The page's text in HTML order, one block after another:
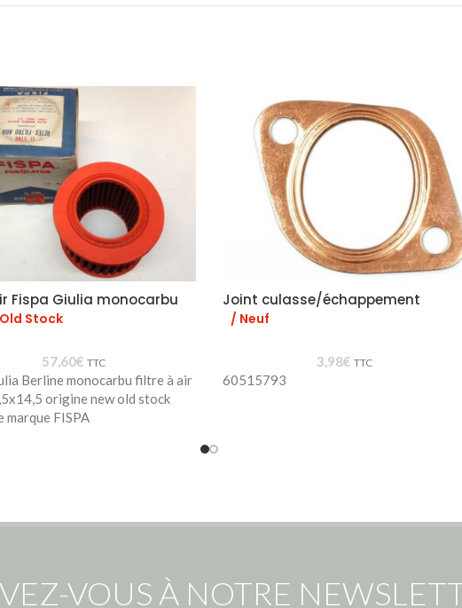
Fispa Giulia monocarbu
Stock
57,60€ TTC
Berline monocarbu filtre à air
origine new old stock
marque FISPA
Joint culasse/échappement
/ Neuf
3,98€ TTC
60515793
VOUS À NOTRE